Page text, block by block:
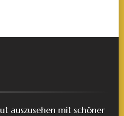
auszusehen mit schöner